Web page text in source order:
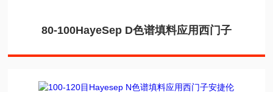
80-100HayeSep D色谱填料应用西门子